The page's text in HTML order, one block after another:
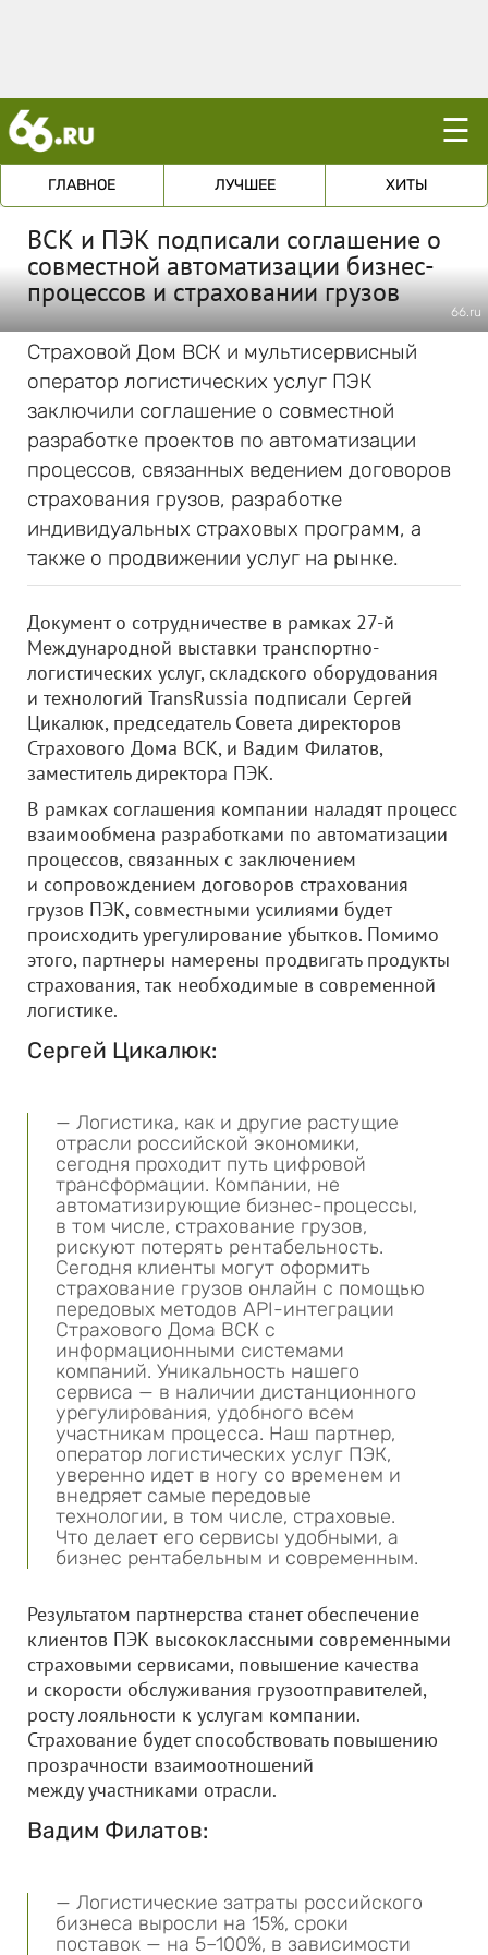
☰
ГЛАВНОЕ ЛУЧШЕЕ ХИТЫ
ВСК и ПЭК подписали соглашение о
совместной автоматизации бизнес-
процессов и страховании грузов
66.ru
Страховой Дом ВСК и мультисервисный
оператор логистических услуг ПЭК
заключили соглашение о совместной
разработке проектов по автоматизации
процессов, связанных ведением договоров
страхования грузов, разработке
индивидуальных страховых программ, а
также о продвижении услуг на рынке.
Документ о сотрудничестве в рамках 27-й
Международной выставки транспортно-
логистических услуг, складского оборудования
и технологий TransRussia подписали Сергей
Цикалюк, председатель Совета директоров
Страхового Дома ВСК, и Вадим Филатов,
заместитель директора ПЭК.
В рамках соглашения компании наладят процесс
взаимообмена разработками по автоматизации
процессов, связанных с заключением
и сопровождением договоров страхования
грузов ПЭК, совместными усилиями будет
происходить урегулирование убытков. Помимо
этого, партнеры намерены продвигать продукты
страхования, так необходимые в современной
логистике.
Сергей Цикалюк:
— Логистика, как и другие растущие
отрасли российской экономики,
сегодня проходит путь цифровой
трансформации. Компании, не
автоматизирующие бизнес-процессы,
в том числе, страхование грузов,
рискуют потерять рентабельность.
Сегодня клиенты могут оформить
страхование грузов онлайн с помощью
передовых методов API-интеграции
Страхового Дома ВСК с
информационными системами
компаний. Уникальность нашего
сервиса — в наличии дистанционного
урегулирования, удобного всем
участникам процесса. Наш партнер,
оператор логистических услуг ПЭК,
уверенно идет в ногу со временем и
внедряет самые передовые
технологии, в том числе, страховые.
Что делает его сервисы удобными, а
бизнес рентабельным и современным.
Результатом партнерства станет обеспечение
клиентов ПЭК высококлассными современными
страховыми сервисами, повышение качества
и скорости обслуживания грузоотправителей,
росту лояльности к услугам компании.
Страхование будет способствовать повышению
прозрачности взаимоотношений
между участниками отрасли.
Вадим Филатов:
— Логистические затраты российского
бизнеса выросли на 15%, сроки
поставок — на 5–100%, в зависимости